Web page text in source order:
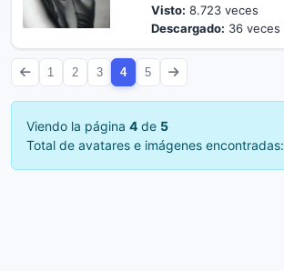
Visto: 8.723 veces
Descargado: 36 veces
1 2 3 4 5
Viendo la página 4 de 5
Total de avatares e imágenes encontradas: